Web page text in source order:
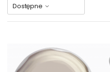
Dostępne